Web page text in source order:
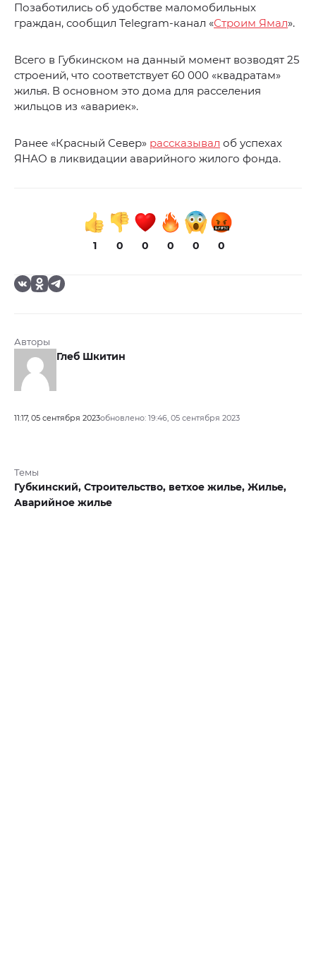
Позаботились об удобстве маломобильных
граждан, сообщил Telegram-канал «Строим Ямал».
Всего в Губкинском на данный момент возводят 25
строений, что соответствует 60 000 «квадратам»
жилья. В основном это дома для расселения
жильцов из «авариек».
Ранее «Красный Север» рассказывал об успехах
ЯНАО в ликвидации аварийного жилого фонда.
1 0 0 0 0 0
Авторы
Глеб Шкитин
11:17, 05 сентября 2023обновлено: 19:46, 05 сентября 2023
Темы
Губкинский, Строительство, ветхое жилье, Жилье,
Аварийное жилье